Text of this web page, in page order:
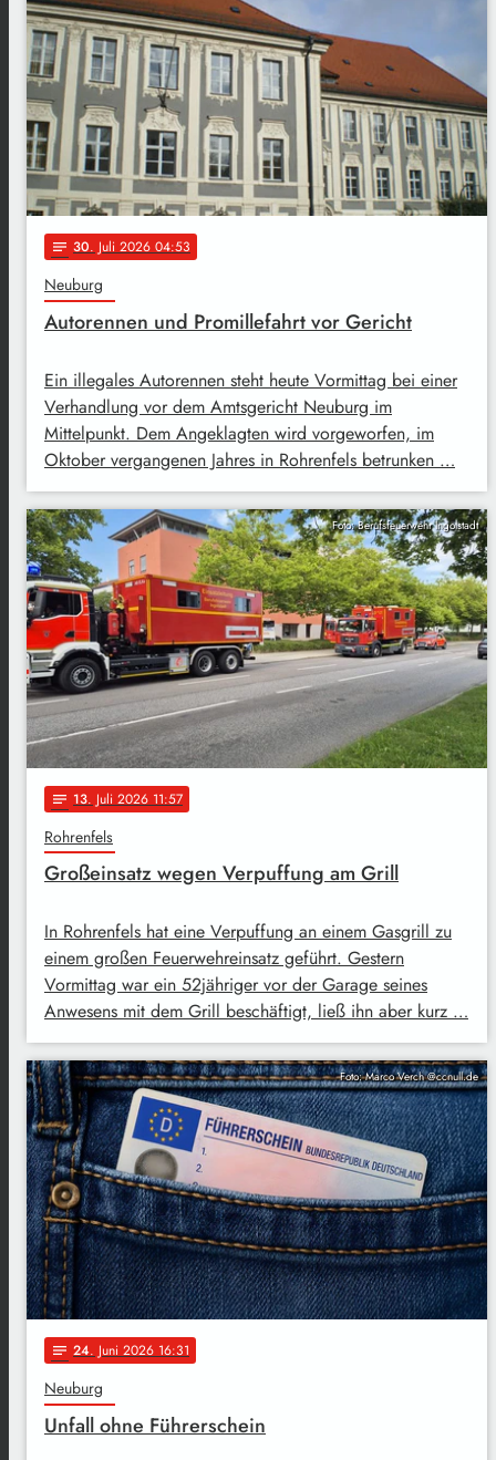
notes 30. Juli 2026 04:53
Neuburg
Autorennen und Promillefahrt vor Gericht
Ein illegales Autorennen steht heute Vormittag bei einer
Verhandlung vor dem Amtsgericht Neuburg im
Mittelpunkt. Dem Angeklagten wird vorgeworfen, im
Oktober vergangenen Jahres in Rohrenfels betrunken …
Foto: Berufsfeuerwehr Ingolstadt
notes 13. Juli 2026 11:57
Rohrenfels
Großeinsatz wegen Verpuffung am Grill
In Rohrenfels hat eine Verpuffung an einem Gasgrill zu
einem großen Feuerwehreinsatz geführt. Gestern
Vormittag war ein 52jähriger vor der Garage seines
Anwesens mit dem Grill beschäftigt, ließ ihn aber kurz …
Foto: Marco Verch @ccnull.de
notes 24. Juni 2026 16:31
Neuburg
Unfall ohne Führerschein